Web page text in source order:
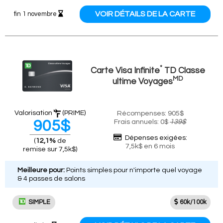
fin 1 novembre VOIR DÉTAILS DE LA CARTE
Carte Visa Infinite* TD Classe
ultime VoyagesMD
SIMPLE 60k/100k
Valorisation (PRIME)
905$
(12,1%de
remise sur 7,5k$)
Récompenses: 905$
Frais annuels: 0$ 139$
Dépenses exigées:
7,5k$ en 6 mois
Meilleure pour: Points simples pour n'importe quel voyage
& 4 passes de salons